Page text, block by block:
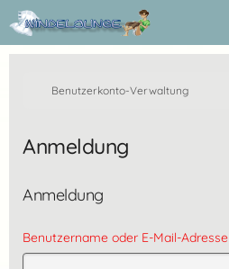
Benutzerkonto-Verwaltung
Anmeldung
Anmeldung
Benutzername oder E-Mail-Adresse